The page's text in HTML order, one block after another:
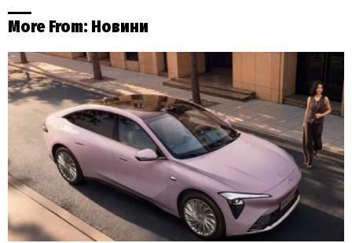
More From: Новини